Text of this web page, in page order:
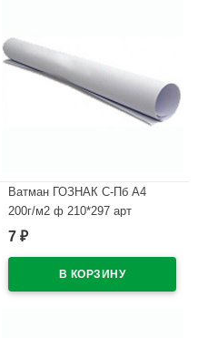
Ватман ГОЗНАК С-Пб А4
200г/м2 ф 210*297 арт
БЧ-0583
7 ₽